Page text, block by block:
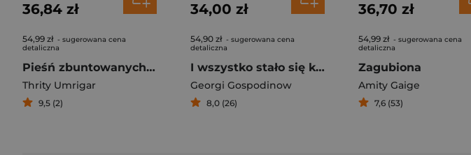
36,84 zł
54,99 zł - sugerowana cena
detaliczna
Pieśń zbuntowanych serc
Thrity Umrigar
9,5 (2)
34,00 zł
54,90 zł - sugerowana cena
detaliczna
I wszystko stało się księżycem
Georgi Gospodinow
8,0 (26)
36,70 zł
54,99 zł - sugerowana cena
detaliczna
Zagubiona
Amity Gaige
7,6 (53)